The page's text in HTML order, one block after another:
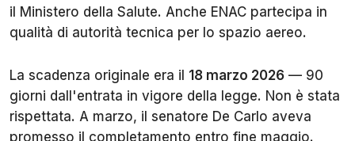
il Ministero della Salute. Anche ENAC partecipa in
qualità di autorità tecnica per lo spazio aereo.
La scadenza originale era il 18 marzo 2026 — 90
giorni dall'entrata in vigore della legge. Non è stata
rispettata. A marzo, il senatore De Carlo aveva
promesso il completamento entro fine maggio.